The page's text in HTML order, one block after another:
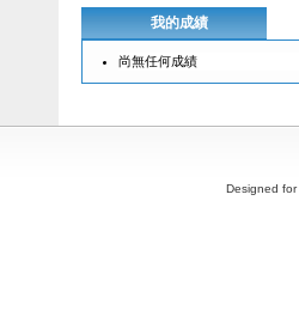
我的成績
尚無任何成績
Designed for